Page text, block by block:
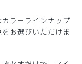
ラーラインナップ
お選びいただけま